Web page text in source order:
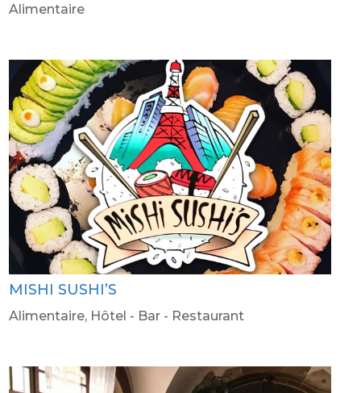
Alimentaire
MISHI SUSHI’S
Alimentaire, Hôtel - Bar - Restaurant